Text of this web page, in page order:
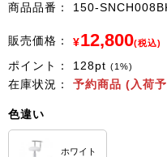
商品品番： 150-
販売価格： ¥12,800(税込)
ポイント： 128pt (1%)
在庫状況： 予約商品 (入荷
色違い
ホワイト